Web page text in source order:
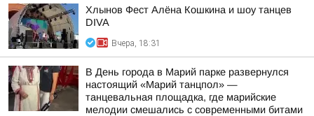
Хлынов Фест Алёна Кошкина и шоу танцев
DIVA
Вчера, 18:31
В День города в Марий парке развернулся
настоящий «Марий танцпол» —
танцевальная площадка, где марийские
мелодии смешались с современными битами